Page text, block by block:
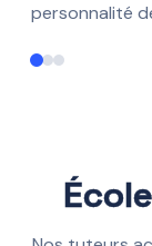
personnalité